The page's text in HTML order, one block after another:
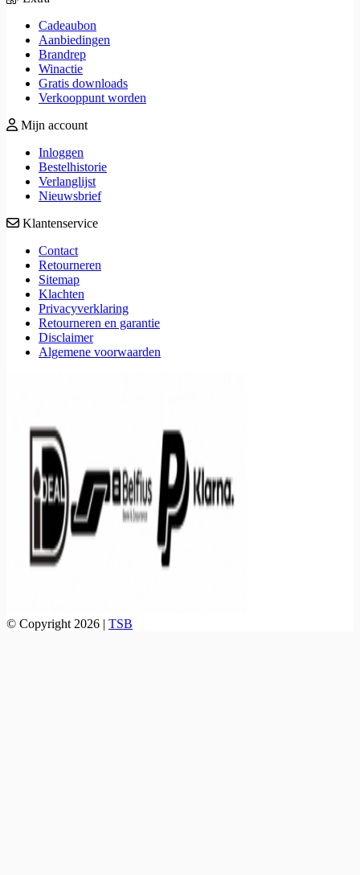
Cadeaubon
Aanbiedingen
Brandrep
Winactie
Gratis downloads
Verkooppunt worden
Mijn account
Inloggen
Bestelhistorie
Verlanglijst
Nieuwsbrief
Klantenservice
Contact
Retourneren
Sitemap
Klachten
Privacyverklaring
Retourneren en garantie
Disclaimer
Algemene voorwaarden
© Copyright 2026 | TSB